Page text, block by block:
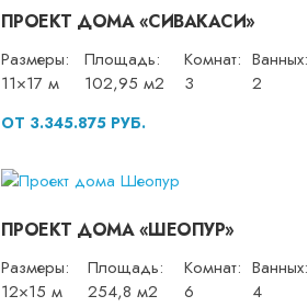
ПРОЕКТ ДОМА «СИВАКАСИ»
Размеры:
11×17 м
Площадь:
102,95 м2
Комнат:
3
Ванных:
2
ОТ 3.345.875 РУБ.
ПРОЕКТ ДОМА «ШЕОПУР»
Размеры:
12×15 м
Площадь:
254,8 м2
Комнат:
6
Ванных:
4